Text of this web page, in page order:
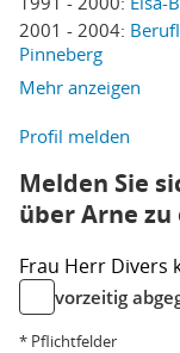
2001 - 2004:
Pinneberg
Mehr anzeigen
Profil melden
Melden Sie
über Arne
Frau Herr Divers
vorzeitig
* Pflichtfelder